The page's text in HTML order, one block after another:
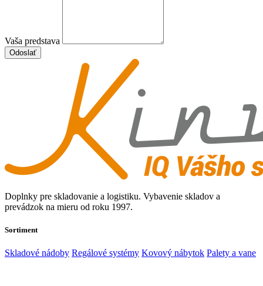
Vaša predstava
Odoslať
Doplnky pre skladovanie a logistiku. Vybavenie skladov a
prevádzok na mieru od roku 1997.
Sortiment
Skladové nádoby Regálové systémy Kovový nábytok Palety a vane